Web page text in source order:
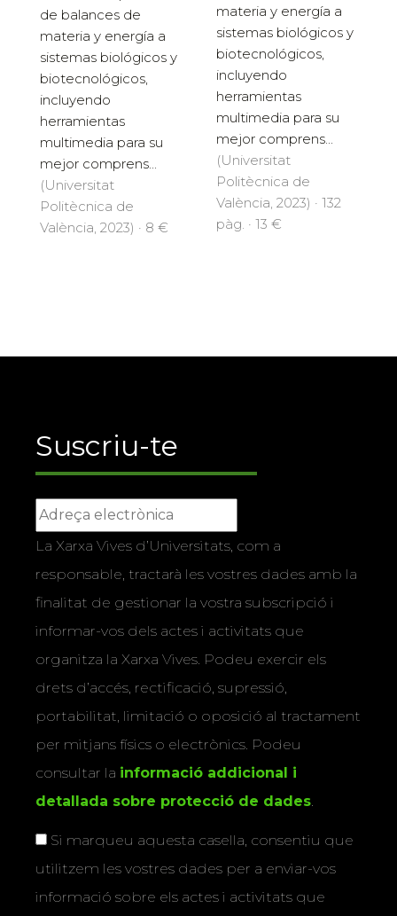
de balances de
materia y energía a
sistemas biológicos y
biotecnológicos,
incluyendo
herramientas
multimedia para su
mejor comprens...
(Universitat
Politècnica de
València, 2023) · 8 €
materia y energía a
sistemas biológicos y
biotecnológicos,
incluyendo
herramientas
multimedia para su
mejor comprens...
(Universitat
Politècnica de
València, 2023) · 132
pàg. · 13 €
Suscriu-te
La Xarxa Vives d’Universitats, com a
responsable, tractarà les vostres dades amb la
finalitat de gestionar la vostra subscripció i
informar-vos dels actes i activitats que
organitza la Xarxa Vives. Podeu exercir els
drets d’accés, rectificació, supressió,
portabilitat, limitació o oposició al tractament
per mitjans físics o electrònics. Podeu
consultar la informació addicional i
detallada sobre protecció de dades.
Si marqueu aquesta casella, consentiu que
utilitzem les vostres dades per a enviar-vos
informació sobre els actes i activitats que